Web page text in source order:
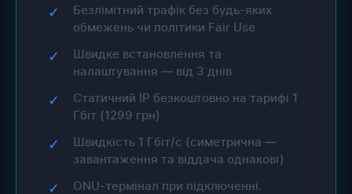
✓
Безлімітний трафік без будь-яких
обмежень чи політики Fair Use
✓
Швидке встановлення та
налаштування — від 3 днів
✓
Статичний IP безкоштовно на тарифі 1
Гбіт (1299 грн)
✓
Швидкість 1 Гбіт/с (симетрична —
завантаження та віддача однакові)
✓ ONU-термінал при підключенні.